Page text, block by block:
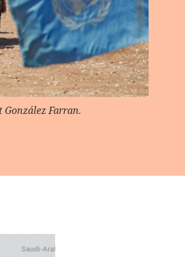
Farran.